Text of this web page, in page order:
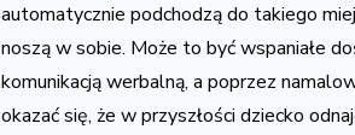
automatycznie podchodzą do takiego
noszą w sobie. Może to być wspaniałe
komunikacją werbalną, a poprzez
okazać się, że w przyszłości dziecko